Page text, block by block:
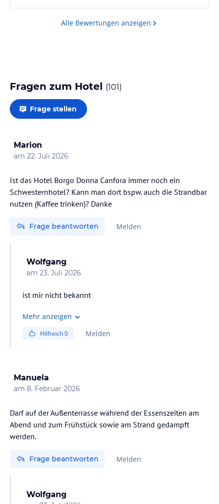
Alle Bewertungen anzeigen
Fragen zum Hotel (101)
Frage stellen
Marion
am 22. Juli 2026
Ist das Hotel Borgo Donna Canfora immer noch ein
Schwesternhotel? Kann man dort bspw. auch die Strandbar
Frage beantworten Melden
Wolfgang
am 23. Juli 2026
ist mir nicht bekannt
Mehr anzeigen
Hilfreich0 Melden
Manuela
am 8. Februar 2026
Darf auf der Außenterrasse während der Essenszeiten am
Abend und zum Frühstück sowie am Strand gedampft
werden.
Frage beantworten Melden
Wolfgang